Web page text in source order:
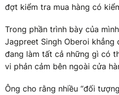
đợt kiểm tra mua hàng có
Trong phần trình bày của
Jagpreet Singh Oberoi khẳng
đang làm tất cả những gì có
vi phản cảm bên ngoài cửa
Ông cho rằng nhiều “đối